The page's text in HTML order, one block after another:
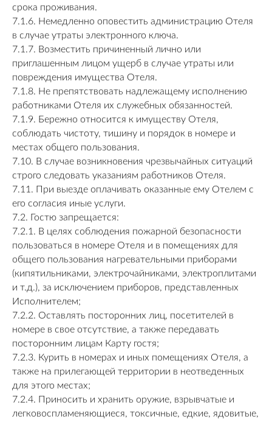
срока проживания.
7.1.6. Немедленно оповестить администрацию Отеля
в случае утраты электронного ключа.
7.1.7. Возместить причиненный лично или
приглашенным лицом ущерб в случае утраты или
повреждения имущества Отеля.
7.1.8. Не препятствовать надлежащему исполнению
работниками Отеля их служебных обязанностей.
7.1.9. Бережно относится к имуществу Отеля,
соблюдать чистоту, тишину и порядок в номере и
местах общего пользования.
7.10. В случае возникновения чрезвычайных ситуаций
строго следовать указаниям работников Отеля.
7.11. При выезде оплачивать оказанные ему Отелем с
его согласия иные услуги.
7.2. Гостю запрещается:
7.2.1. В целях соблюдения пожарной безопасности
пользоваться в номере Отеля и в помещениях для
общего пользования нагревательными приборами
(кипятильниками, электрочайниками, электроплитами
и т.д.), за исключением приборов, представленных
Исполнителем;
7.2.2. Оставлять посторонних лиц, посетителей в
номере в свое отсутствие, а также передавать
посторонним лицам Карту гостя;
7.2.3. Курить в номерах и иных помещениях Отеля, а
также на прилегающей территории в неотведенных
для этого местах;
7.2.4. Приносить и хранить оружие, взрывчатые и
легковоспламеняющиеся, токсичные, едкие, ядовитые,